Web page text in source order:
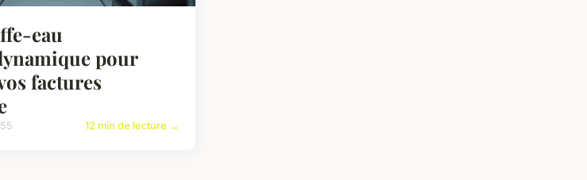
eau
pour
factures
12 min de lecture →